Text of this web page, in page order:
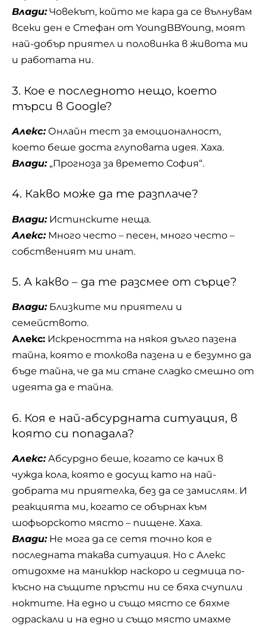
Влади: Човекът, който ме кара да се вълнувам
всеки ден е Стефан от YoungBBYoung, моят
най-добър приятел и половинка в живота ми
и работата ни.
3. Кое е последното нещо, което
търси в Google?
Алекс: Онлайн тест за емоционалност,
което беше доста глуповата идея. Хаха.
Влади: „Прогноза за времето София“.
4. Какво може да те разплаче?
Влади:Истинските неща.
Алекс: Много често – песен, много често –
собственият ми инат.
5. А какво – да те разсмее от сърце?
Влади: Близките ми приятели и
семейството.
Алекс: Искреността на някоя дълго пазена
тайна, която е толкова пазена и е безумно да
бъде тайна, че да ми стане сладко смешно от
идеята да е тайна.
6. Коя е най-абсурдната ситуация, в
която си попадалa?
Алекс: Абсурдно беше, когато се качих в
чужда кола, която е досущ като на най-
добрата ми приятелка, без да се замислям. И
реакцията ми, когато се обърнах към
шофьорското място – пищене. Хаха.
Влади: Не мога да се сетя точно коя е
последната такава ситуация. Но с Алекс
отидохме на маникюр наскоро и седмица по-
късно на същите пръсти ни се бяха счупили
ноктите. На едно и също място се бяхме
одраскали и на едно и също място имахме